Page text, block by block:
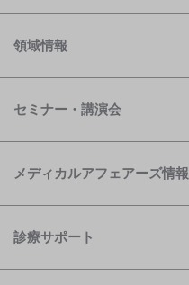
領域情報
セミナー・講演会
メディカルアフェアーズ情報
診療サポート